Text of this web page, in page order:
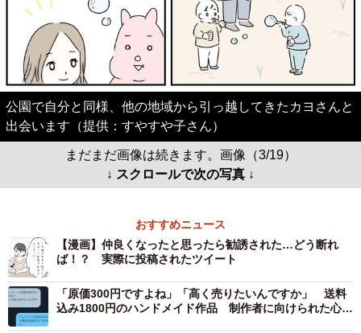
公園で自分と同様、他の地域から引っ越してきたカヨさんと
出会います（提供：すやすや子さん）
まだまだ画像は続きます。画像（3/19）
↓ スクロールで次の写真 ↓
おすすめニュース
【漫画】仲良くなったと思ったら勧誘された…どう断れ
ば！？ 実際に投稿されたツイート
「原価300円ですよね」「高く売りたいんですか」 送料
込み1800円のハンドメイド作品 制作者に向けられた心な